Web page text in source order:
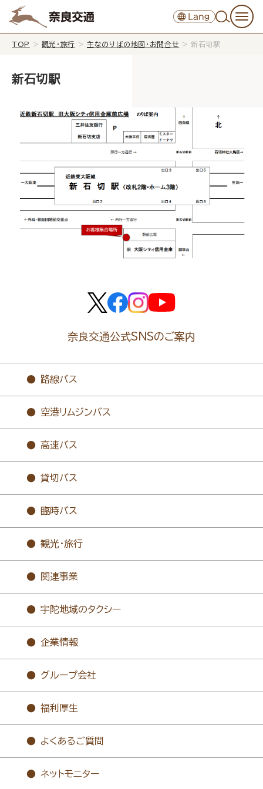
TOP > 観光・旅行 > 主なのりばの地図・お問合せ >新石切駅
新石切駅
奈良交通公式SNSのご案内
路線バス
空港リムジンバス
高速バス
貸切バス
臨時バス
観光・旅行
関連事業
宇陀地域のタクシー
企業情報
グループ会社
福利厚生
よくあるご質問
ネットモニター